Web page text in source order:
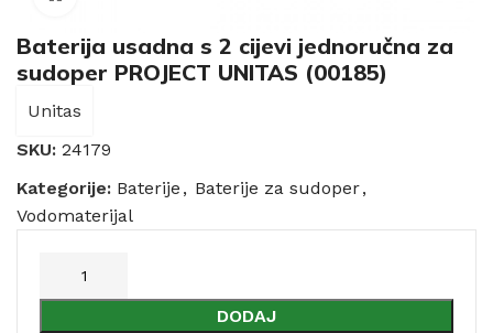
Baterija usadna s 2 cijevi jednoručna za
sudoper PROJECT UNITAS (00185)
Unitas
SKU: 24179
Kategorije: Baterije , Baterije za sudoper,
Vodomaterijal
DODAJ